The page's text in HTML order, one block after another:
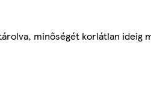
minőségét korlátlan ideig